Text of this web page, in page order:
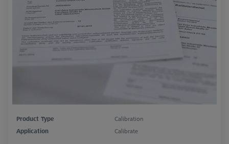
Product Type
Calibration
Application
Calibrate